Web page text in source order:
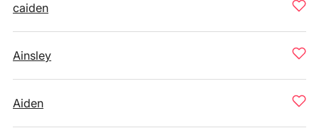
caiden
Ainsley
Aiden